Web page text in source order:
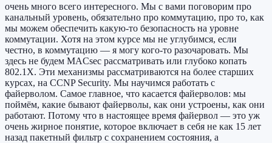
очень много всего интересного. Мы с вами поговорим про
канальный уровень, обязательно про коммутацию, про то, как
мы можем обеспечить какую-то безопасность на уровне
коммутации. Хотя на этом курсе мы не углубимся, если
честно, в коммутацию — я могу кого-то разочаровать. Мы
здесь не будем MACsec рассматривать или глубоко копать
802.1X. Эти механизмы рассматриваются на более старших
курсах, на CCNP Security. Мы научимся работать с
файерволом. Самое главное, что касается файерволов: мы
поймём, какие бывают файерволы, как они устроены, как они
работают. Потому что в настоящее время файервол — это уж
очень жирное понятие, которое включает в себя не как 15 лет
назад пакетный фильтр с сохранением состояния, а